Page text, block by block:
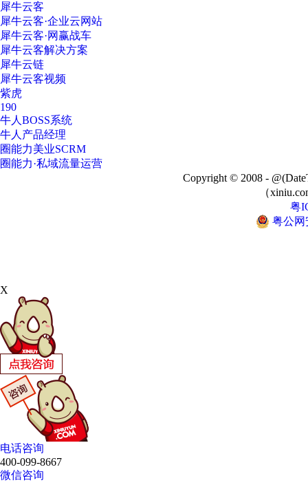
犀牛云客
犀牛云客·企业云网站
犀牛云客·网赢战车
犀牛云客解决方案
犀牛云链
犀牛云客视频
紫虎
190
牛人BOSS系统
牛人产品经理
圈能力美业SCRM
圈能力·私域流量运营
Copyright © 2008 -
（
粤
粤公网
X
电话咨询
400-099-8667
微信咨询